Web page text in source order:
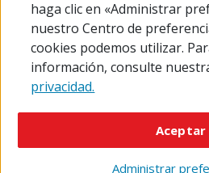
Mobile
haga clic en «Administrar
nuestro Centro de
cookies podemos utilizar.
información, consulte
privacidad.
Administrar
Aceptar